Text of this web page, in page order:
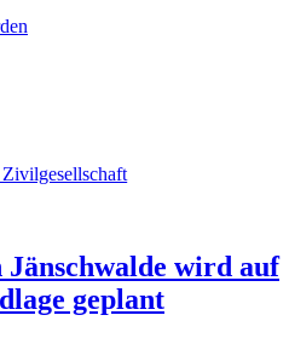
wird auf
geplant